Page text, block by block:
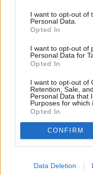
I want to opt-out of
Personal Data.
Opted In
I want to opt-out of
Personal Data for
Opted In
I want to opt-out of
Retention, Sale,
Personal Data that
Purposes for which
Opted In
CONFIRM
Data Deletion